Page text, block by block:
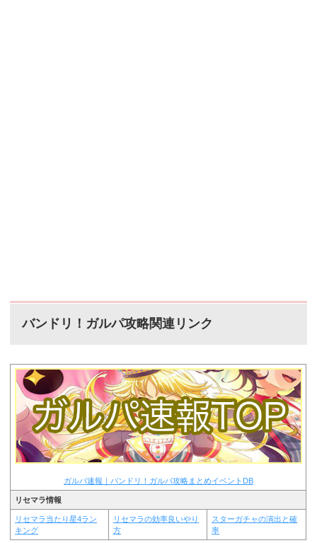
バンドリ！ガルパ攻略関連リンク
ガルパ速報｜バンドリ！ガルパ攻略まとめイベントDB
リセマラ情報
リセマラ当たり星4ラン
キング
リセマラの効率良いやり
方
スターガチャの演出と確
率